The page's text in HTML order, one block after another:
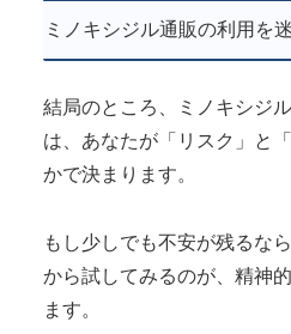
ミノキシジル通販の利用を
結局のところ、ミノキシジ
は、あなたが「リスク」と
かで決まります。
もし少しでも不安が残るな
から試してみるのが、精神
ます。